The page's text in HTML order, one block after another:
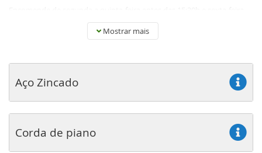
antes das 14:45h e nós enviaremos a sua encomenda no mesmo dia,
com uma entrega prevista no prazo de 4 a 6 dias. Isto aplica-se a todas
as molas de extensão em stock
Com a ajuda dos nossos seletores deslizantes, tornamos fácil e rápido
Temos tudo, desde pequenas molas de extensão até grandes molas
de extensão, para utilização em toda a indústria, bem como para
utilização privada. A gama de molas de extensão standard é oferecida
Mostrar mais
Aço Zincado
Corda de piano